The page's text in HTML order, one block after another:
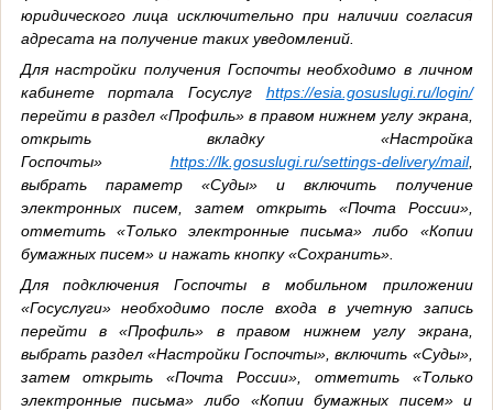
юридического лица исключительно при наличии согласия
адресата на получение таких уведомлений.
Для настройки получения Госпочты необходимо в личном
кабинете портала Госуслуг https://esia.gosuslugi.ru/login/
перейти в раздел «Профиль» в правом нижнем углу экрана,
открыть вкладку «Настройка
Госпочты» https://lk.gosuslugi.ru/settings-delivery/mail,
выбрать параметр «Суды» и включить получение
электронных писем, затем открыть «Почта России»,
отметить «Только электронные письма» либо «Копии
бумажных писем» и нажать кнопку «Сохранить».
Для подключения Госпочты в мобильном приложении
«Госуслуги» необходимо после входа в учетную запись
перейти в «Профиль» в правом нижнем углу экрана,
выбрать раздел «Настройки Госпочты», включить «Суды»,
затем открыть «Почта России», отметить «Только
электронные письма» либо «Копии бумажных писем» и